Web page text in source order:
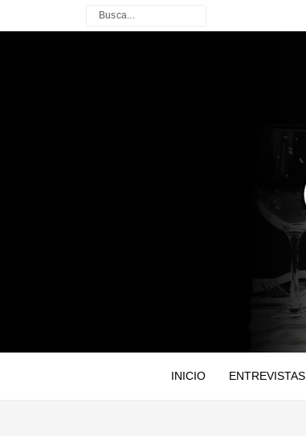
INICIO ENTREVISTAS